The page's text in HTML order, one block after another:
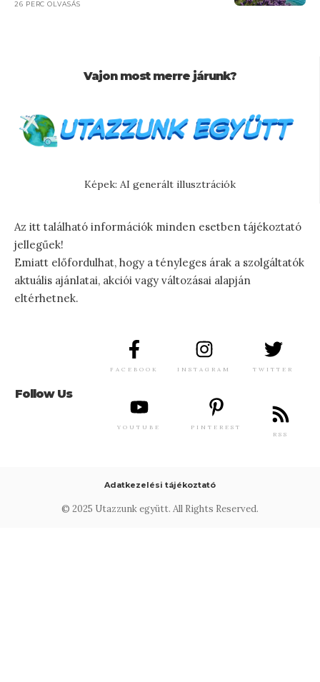
26 PERC OLVASÁS
Vajon most merre járunk?
Képek: AI generált illusztrációk
Az itt található információk minden esetben tájékoztató
jellegűek!
Emiatt előfordulhat, hogy a tényleges árak a szolgáltatók
aktuális ajánlatai, akciói vagy változásai alapján
eltérhetnek.
Follow Us
FACEBOOK INSTAGRAM TWITTER
YOUTUBE
PINTEREST
RSS
© 2025 Utazzunk együtt. All Rights Reserved.
Adatkezelési tájékoztató